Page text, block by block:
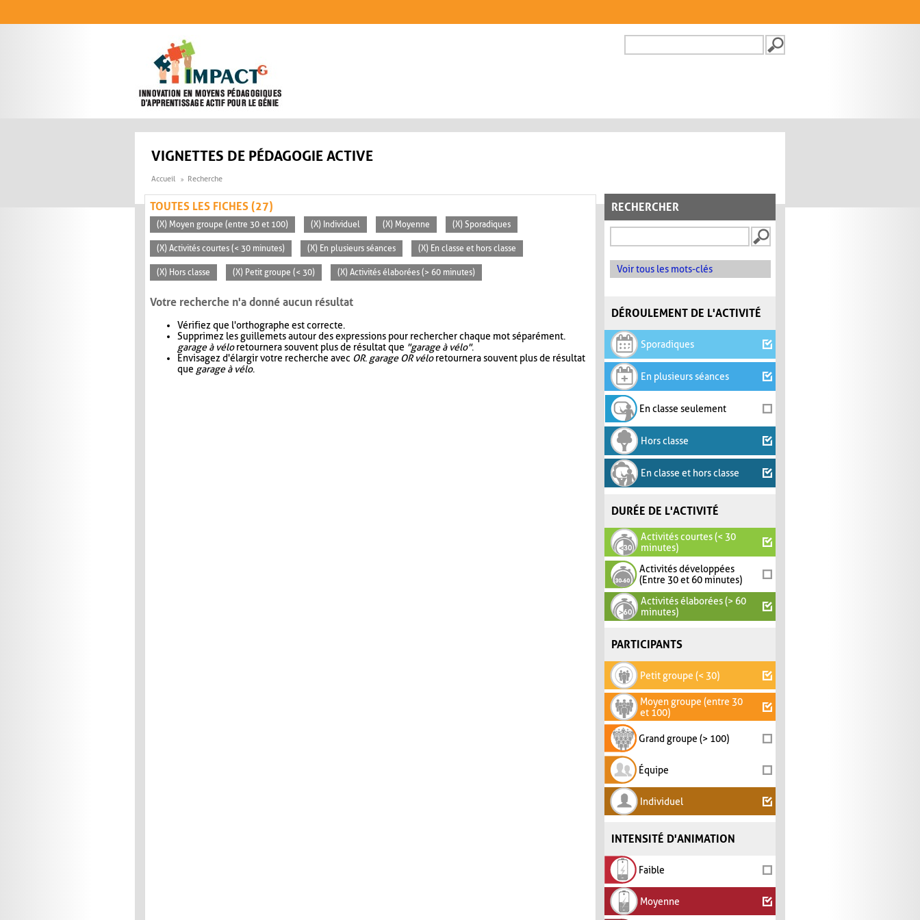
FORMULAIRE DE
VIGNETTES DE PÉDAGOGIE ACTIVE
Accueil Recherche
RECHERCHER
Voir tous les mots-clés
DÉROULEMENT DE L'ACTIVITÉ
Sporadiques
En plusieurs séances
En classe seulement
Hors classe
En classe et hors classe
DURÉE DE L'ACTIVITÉ
Activités courtes (< 30
minutes)
Activités développées
(Entre 30 et 60 minutes)
Activités élaborées (> 60
minutes)
PARTICIPANTS
Petit groupe (< 30)
Moyen groupe (entre 30
et 100)
Grand groupe (> 100)
Équipe
Individuel
INTENSITÉ D'ANIMATION
Faible
Moyenne
TOUTES LES FICHES (27)
(X) Moyen groupe (entre 30 et 100) (X) Individuel (X) Moyenne (X) Sporadiques
(X) Activités courtes (< 30 minutes) (X) En plusieurs séances (X) En classe et hors classe
(X) Hors classe (X) Petit groupe (< 30) (X) Activités élaborées (> 60 minutes)
Votre recherche n'a donné aucun résultat
Vérifiez que l'orthographe est correcte.
Supprimez les guillemets autour des expressions pour rechercher chaque mot séparément.
garage à véloretournera souvent plus de résultat que "garage à vélo".
Envisagez d'élargir votre recherche avec OR. garage OR véloretournera souvent plus de résultat
que garage à vélo.